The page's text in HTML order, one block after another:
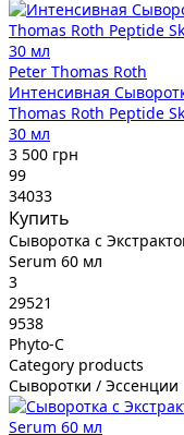
Peter Thomas Roth
Интенсивная
Thomas Roth Peptide
30 мл
3 500 грн
99
34033
Купить
Сыворотка с
Serum 60 мл
3
29521
9538
Phyto-C
Category products
Сыворотки / Эссенции